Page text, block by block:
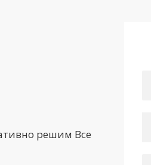
решим Все